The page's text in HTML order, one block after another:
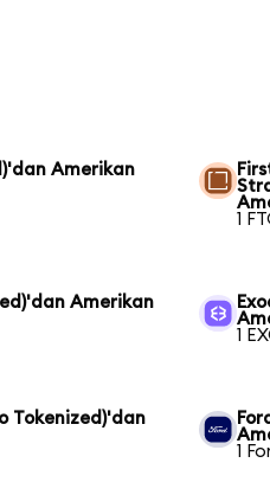
Amerikan
1
Amerikan
1
Tokenized)'dan
1